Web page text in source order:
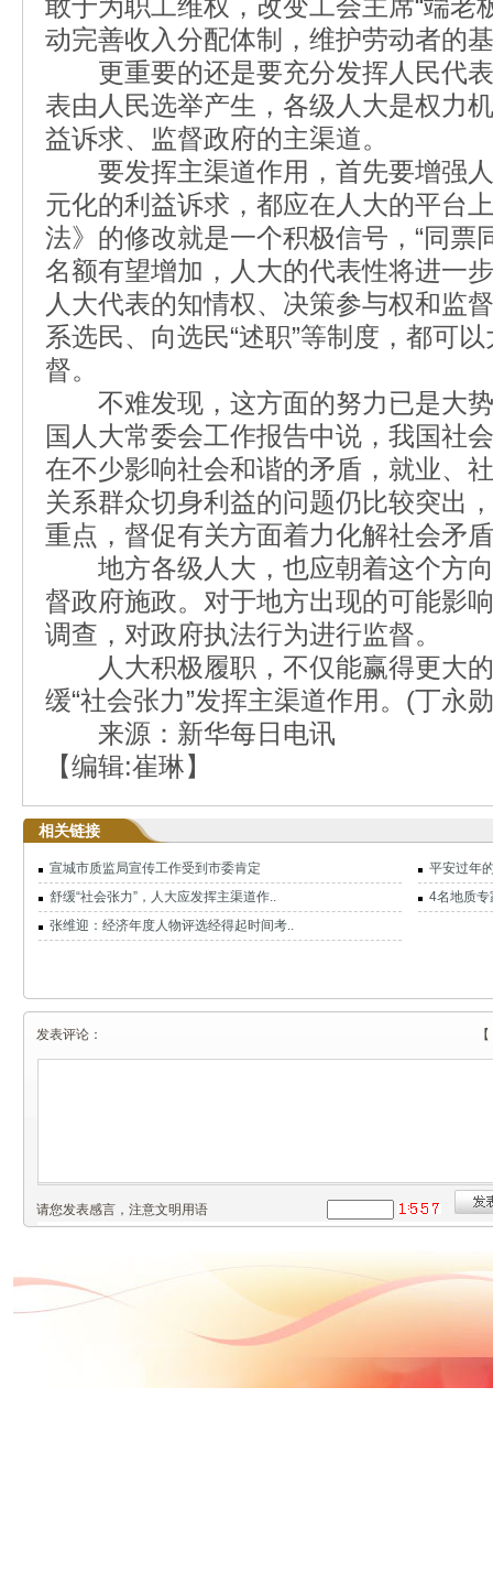
敢于为职工维权，改变工会主席“端老
动完善收入分配体制，维护劳动者的
更重要的还是要充分发挥人民代表
表由人民选举产生，各级人大是权力
益诉求、监督政府的主渠道。
要发挥主渠道作用，首先要增强人
元化的利益诉求，都应在人大的平台
法》的修改就是一个积极信号，“同票
名额有望增加，人大的代表性将进一
人大代表的知情权、决策参与权和监
系选民、向选民“述职”等制度，都可
督。
不难发现，这方面的努力已是大势
国人大常委会工作报告中说，我国社
在不少影响社会和谐的矛盾，就业、
关系群众切身利益的问题仍比较突出
重点，督促有关方面着力化解社会矛
地方各级人大，也应朝着这个方向
督政府施政。对于地方出现的可能影
调查，对政府执法行为进行监督。
人大积极履职，不仅能赢得更大的
缓“社会张力”发挥主渠道作用。(丁永
来源：新华每日电讯
【编辑:崔琳】
相关链接
宣城市质监局宣传工作受到市委肯定
平安过年
舒缓“社会张力”，人大应发挥主渠道作..
4名地质专
张维迎：经济年度人物评选经得起时间考..
发表评论：
请您发表感言，注意文明用语